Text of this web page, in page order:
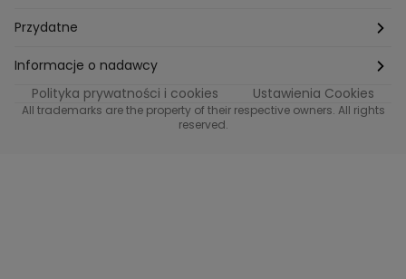
Etyka
Supplier Diversity
Polityka podatkowa
Przydatne
Biuro Prasowe
Biuro Reklamy
Informacje o nadawcy
Informacje o nadawcy programu METRO
Polityka prywatności i cookies Ustawienia Cookies
All trademarks are the property of their respective owners. All rights
reserved.